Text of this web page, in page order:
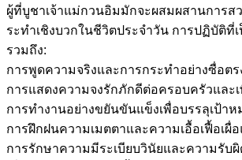
ผู้ที่บูชาเจ้าแม่กวนอิมมักจะผสมผสานการส
ระทำเชิงบวกในชีวิตประจำวัน การปฏิบัติที่
รวมถึง:
การพูดความจริงและการกระทำอย่างซื่อตร
การแสดงความจงรักภักดีต่อครอบครัวและ
การทำงานอย่างขยันขันแข็งเพื่อบรรลุเป้าห
การฝึกฝนความเมตตาและความเอื้อเฟื้อเผื่
การรักษาความมีระเบียบวินัยและความรับ